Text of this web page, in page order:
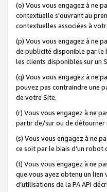
(o) Vous vous engagez à ne
contextuelle s'ouvrant au
contextuelles associées à
(p) Vous vous engagez à ne
de publicité disponible par le
les clients disponibles sur un
(q) Vous vous engagez à ne
pouvez pas contraindre une
de votre Site.
(r) Vous vous engagez à ne
partir de/sur ou de détourner
(s) Vous vous engagez à ne
ce soit par le biais d'un robot
(t) Vous vous engagez à ne
que vous ayez obtenu un lien
d’utilisations de la PA API